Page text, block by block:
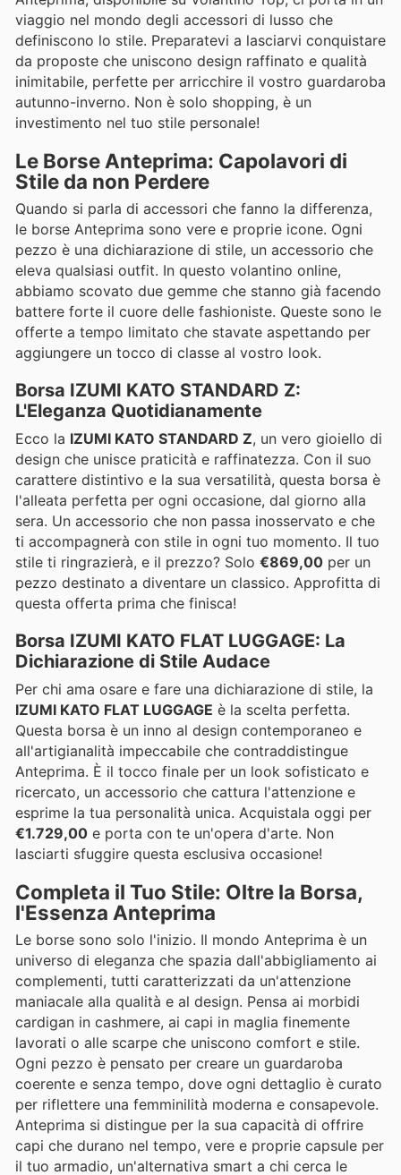
viaggio nel mondo degli accessori di lusso che
definiscono lo stile. Preparatevi a lasciarvi conquistare
da proposte che uniscono design raffinato e qualità
inimitabile, perfette per arricchire il vostro guardaroba
autunno-inverno. Non è solo shopping, è un
investimento nel tuo stile personale!
Le Borse Anteprima: Capolavori di
Stile da non Perdere
Quando si parla di accessori che fanno la differenza,
le borse Anteprima sono vere e proprie icone. Ogni
pezzo è una dichiarazione di stile, un accessorio che
eleva qualsiasi outfit. In questo volantino online,
abbiamo scovato due gemme che stanno già facendo
battere forte il cuore delle fashioniste. Queste sono le
offerte a tempo limitato che stavate aspettando per
aggiungere un tocco di classe al vostro look.
Borsa IZUMI KATO STANDARD Z:
L'Eleganza Quotidianamente
Ecco la IZUMI KATO STANDARD Z, un vero gioiello di
design che unisce praticità e raffinatezza. Con il suo
carattere distintivo e la sua versatilità, questa borsa è
l'alleata perfetta per ogni occasione, dal giorno alla
sera. Un accessorio che non passa inosservato e che
ti accompagnerà con stile in ogni tuo momento. Il tuo
stile ti ringrazierà, e il prezzo? Solo €869,00 per un
pezzo destinato a diventare un classico. Approfitta di
questa offerta prima che finisca!
Borsa IZUMI KATO FLAT LUGGAGE: La
Dichiarazione di Stile Audace
Per chi ama osare e fare una dichiarazione di stile, la
IZUMI KATO FLAT LUGGAGE è la scelta perfetta.
Questa borsa è un inno al design contemporaneo e
all'artigianalità impeccabile che contraddistingue
Anteprima. È il tocco finale per un look sofisticato e
ricercato, un accessorio che cattura l'attenzione e
esprime la tua personalità unica. Acquistala oggi per
€1.729,00 e porta con te un'opera d'arte. Non
lasciarti sfuggire questa esclusiva occasione!
Completa il Tuo Stile: Oltre la Borsa,
l'Essenza Anteprima
Le borse sono solo l'inizio. Il mondo Anteprima è un
universo di eleganza che spazia dall'abbigliamento ai
complementi, tutti caratterizzati da un'attenzione
maniacale alla qualità e al design. Pensa ai morbidi
cardigan in cashmere, ai capi in maglia finemente
lavorati o alle scarpe che uniscono comfort e stile.
Ogni pezzo è pensato per creare un guardaroba
coerente e senza tempo, dove ogni dettaglio è curato
per riflettere una femminilità moderna e consapevole.
Anteprima si distingue per la sua capacità di offrire
capi che durano nel tempo, vere e proprie capsule per
il tuo armadio, un'alternativa smart a chi cerca le